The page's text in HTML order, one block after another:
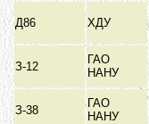
Д86 ХДУ
З-12
ГАО
НАНУ
З-38
ГАО
НАНУ